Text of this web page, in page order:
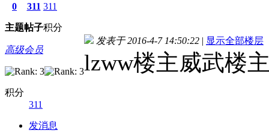
0
主题
311
帖子
311
积分
高级会员
积分
311
发消息
发表于 2016-4-7 14:50:22 | 显示全部楼层
lzww楼主威武楼